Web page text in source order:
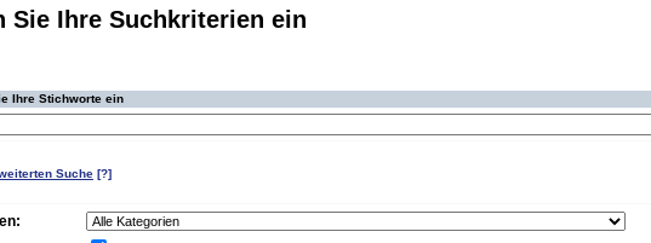
Sie Ihre Suchkriterien ein
Ihre Stichworte ein
Suche [?]